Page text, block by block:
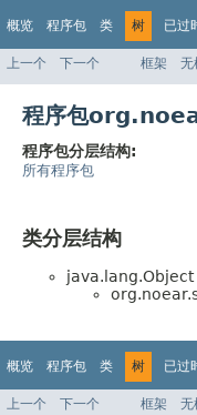
概览 程序包 类 树 已过
上一个 下一个 框架 无
程序包
程序包分层结构:
所有程序包
类分层结构
java.lang.Object
概览 程序包 类 树 已过
上一个 下一个 框架 无